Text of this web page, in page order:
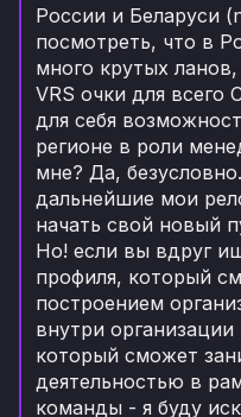
России и Беларуси
посмотреть, что в
много крутых
VRS очки для всего
для себя
регионе в роли
мне? Да,
дальнейшие мои
начать свой новый
Но! если вы вдруг
профиля, который
построением
внутри
который сможет
деятельностью в
команды - я буду